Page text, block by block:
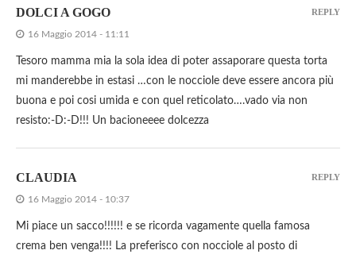
DOLCI A GOGO
16 Maggio 2014 - 11:11
Tesoro mamma mia la sola idea di poter assaporare questa torta
mi manderebbe in estasi …con le nocciole deve essere ancora più
buona e poi cosi umida e con quel reticolato….vado via non
resisto:-D:-D!!! Un bacioneeee dolcezza
REPLY
CLAUDIA
16 Maggio 2014 - 10:37
Mi piace un sacco!!!!!! e se ricorda vagamente quella famosa
crema ben venga!!!! La preferisco con nocciole al posto di
REPLY